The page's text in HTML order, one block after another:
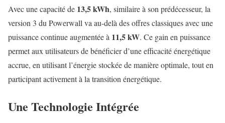
Avec une capacité de 13,5 kWh, similaire à son prédécesseur, la
version 3 du Powerwall va au-delà des offres classiques avec une
puissance continue augmentée à 11,5 kW. Ce gain en puissance
permet aux utilisateurs de bénéficier d’une efficacité énergétique
accrue, en utilisant l’énergie stockée de manière optimale, tout en
participant activement à la transition énergétique.
Une Technologie Intégrée